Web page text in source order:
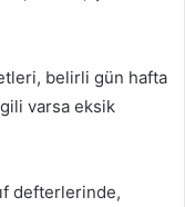
belirli gün hafta
varsa eksik
defterlerinde,